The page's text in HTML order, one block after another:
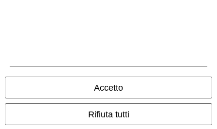
Accetto
Rifiuta tutti
Gli altri shop EMP nel mondo